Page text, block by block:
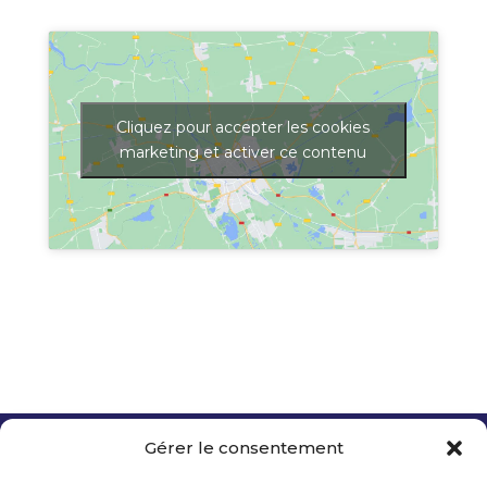
Gérer le consentement
Cliquez pour accepter les cookies
marketing et activer ce contenu